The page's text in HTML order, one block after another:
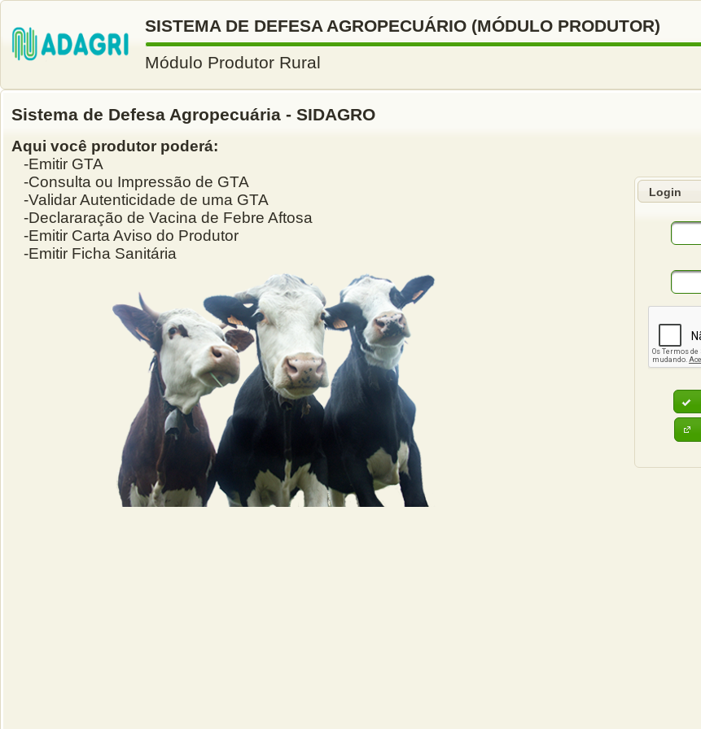
SISTEMA DE DEFESA AGROPECUÁRIO (MÓDULO PRODUTOR)
Módulo Produtor Rural
Sistema de Defesa Agropecuária - SIDAGRO
Aqui você produtor poderá:
-Emitir GTA
-Consulta ou Impressão de GTA
-Validar Autenticidade de uma GTA
-Declararação de Vacina de Febre Aftosa
-Emitir Carta Aviso do Produtor
-Emitir Ficha Sanitária
Login